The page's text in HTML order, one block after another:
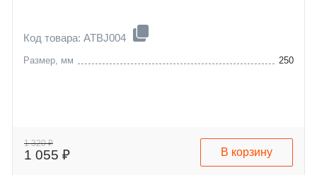
Код товара: ATBJ004
Размер, мм 250
1 320 ₽
1 055 ₽ В корзину